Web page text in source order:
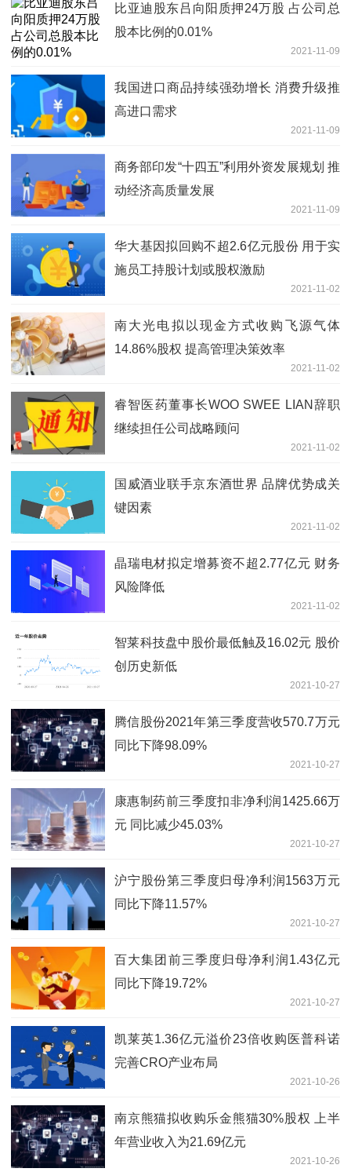
比亚迪股东吕向阳质押24万股 占公司总
股本比例的0.01%
2021-11-09
我国进口商品持续强劲增长 消费升级推
高进口需求
2021-11-09
商务部印发“十四五”利用外资发展规划 推
动经济高质量发展
2021-11-09
华大基因拟回购不超2.6亿元股份 用于实
施员工持股计划或股权激励
2021-11-02
南大光电拟以现金方式收购飞源气体
14.86%股权 提高管理决策效率
2021-11-02
睿智医药董事长WOO SWEE LIAN辞职
继续担任公司战略顾问
2021-11-02
国威酒业联手京东酒世界 品牌优势成关
键因素
2021-11-02
晶瑞电材拟定增募资不超2.77亿元 财务
风险降低
2021-11-02
智莱科技盘中股价最低触及16.02元 股价
创历史新低
2021-10-27
腾信股份2021年第三季度营收570.7万元
同比下降98.09%
2021-10-27
康惠制药前三季度扣非净利润1425.66万
元 同比减少45.03%
2021-10-27
沪宁股份第三季度归母净利润1563万元
同比下降11.57%
2021-10-27
百大集团前三季度归母净利润1.43亿元
同比下降19.72%
2021-10-27
凯莱英1.36亿元溢价23倍收购医普科诺
完善CRO产业布局
2021-10-26
南京熊猫拟收购乐金熊猫30%股权 上半
年营业收入为21.69亿元
2021-10-26